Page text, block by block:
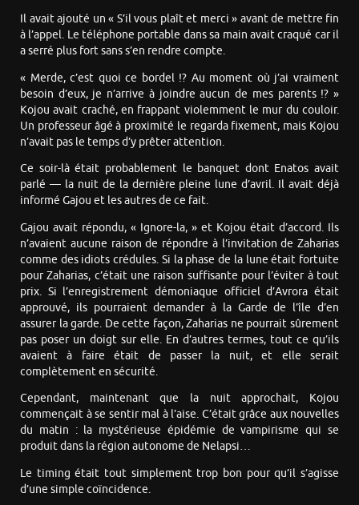
Il avait ajouté un « S’il vous plaît et merci » avant de mettre fin
à l’appel. Le téléphone portable dans sa main avait craqué car il
a serré plus fort sans s’en rendre compte.
« Merde, c’est quoi ce bordel !? Au moment où j’ai vraiment
besoin d’eux, je n’arrive à joindre aucun de mes parents !? »
Kojou avait craché, en frappant violemment le mur du couloir.
Un professeur âgé à proximité le regarda fixement, mais Kojou
n’avait pas le temps d’y prêter attention.
Ce soir-là était probablement le banquet dont Enatos avait
parlé — la nuit de la dernière pleine lune d’avril. Il avait déjà
informé Gajou et les autres de ce fait.
Gajou avait répondu, « Ignore-la, » et Kojou était d’accord. Ils
n’avaient aucune raison de répondre à l’invitation de Zaharias
comme des idiots crédules. Si la phase de la lune était fortuite
pour Zaharias, c’était une raison suffisante pour l’éviter à tout
prix. Si l’enregistrement démoniaque officiel d’Avrora était
approuvé, ils pourraient demander à la Garde de l’île d’en
assurer la garde. De cette façon, Zaharias ne pourrait sûrement
pas poser un doigt sur elle. En d’autres termes, tout ce qu’ils
avaient à faire était de passer la nuit, et elle serait
complètement en sécurité.
Cependant, maintenant que la nuit approchait, Kojou
commençait à se sentir mal à l’aise. C’était grâce aux nouvelles
du matin : la mystérieuse épidémie de vampirisme qui se
produit dans la région autonome de Nelapsi…
Le timing était tout simplement trop bon pour qu’il s’agisse
d’une simple coïncidence.